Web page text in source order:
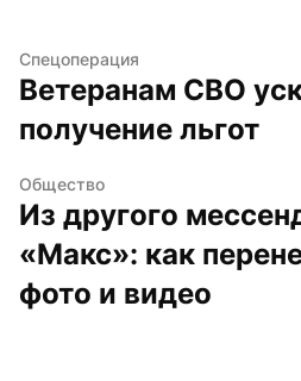
Спецоперация
Ветеранам СВО
получение льгот
Общество
Из другого
«Макс»: как
фото и видео